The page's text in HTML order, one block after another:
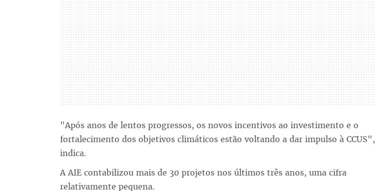
"Após anos de lentos progressos, os novos incentivos ao investimento e o
fortalecimento dos objetivos climáticos estão voltando a dar impulso à CCUS",
indica.
A AIE contabilizou mais de 30 projetos nos últimos três anos, uma cifra
relativamente pequena.